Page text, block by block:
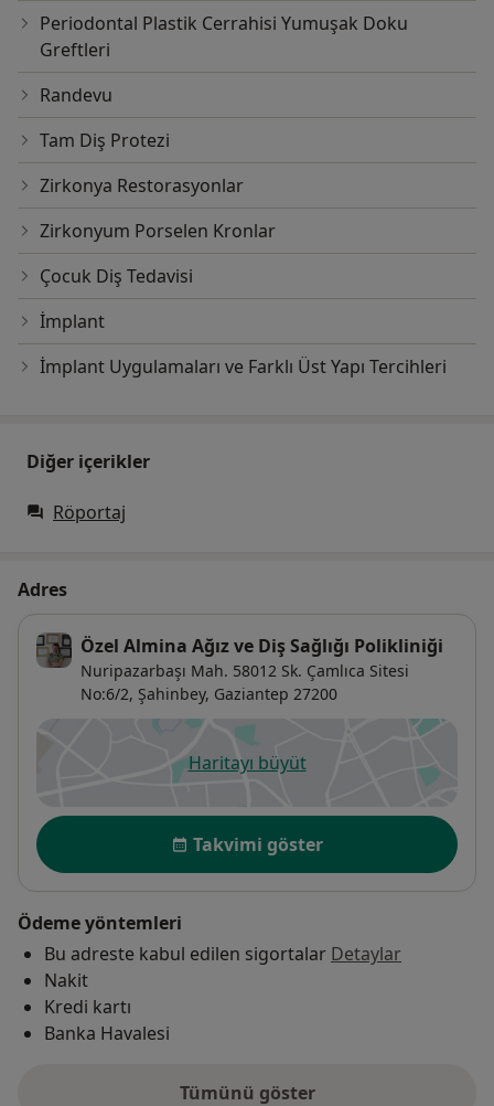
Periodontal Plastik Cerrahisi Yumuşak Doku
Greftleri
Randevu
Tam Diş Protezi
Zirkonya Restorasyonlar
Zirkonyum Porselen Kronlar
Çocuk Diş Tedavisi
İmplant
İmplant Uygulamaları ve Farklı Üst Yapı Tercihleri
Diğer içerikler
Röportaj
Adres
Özel Almina Ağız ve Diş Sağlığı Polikliniği
Nuripazarbaşı Mah. 58012 Sk. Çamlıca Sitesi
No:6/2, Şahinbey, Gaziantep 27200
Haritayı büyütyeni bir sekmede açılır
Uygunluk
Takvimi göster
Ödeme yöntemleri
Bu adreste kabul edilen sigortalar Detaylar
Nakit
Kredi kartı
Banka Havalesi
Tümünü göster